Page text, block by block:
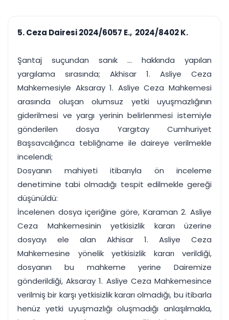
Duruşma ve görev
takvimi
Bildirim
Süreleri asla kaçırmayın
takibi
rapor
Tek panelde uçtan uca yönetim
UYAP & UETS entegrasyonundan finansa, hepsi bir arada.
Tüm özellikleri inceleyin Ücretsiz Başlayın
5. Ceza Dairesi 2024/6057 E., 2024/8402 K.
Şantaj suçundan sanık ... hakkında yapılan
yargılama sırasında; Akhisar 1. Asliye Ceza
Mahkemesiyle Aksaray 1. Asliye Ceza Mahkemesi
arasında oluşan olumsuz yetki uyuşmazlığının
giderilmesi ve yargı yerinin belirlenmesi istemiyle
gönderilen dosya Yargıtay Cumhuriyet
Başsavcılığınca tebliğname ile daireye verilmekle
incelendi;
Dosyanın mahiyeti itibarıyla ön inceleme
denetimine tabi olmadığı tespit edilmekle gereği
düşünüldü:
İncelenen dosya içeriğine göre, Karaman 2. Asliye
Ceza Mahkemesinin yetkisizlik kararı üzerine
dosyayı ele alan Akhisar 1. Asliye Ceza
Mahkemesine yönelik yetkisizlik kararı verildiği,
dosyanın bu mahkeme yerine Dairemize
gönderildiği, Aksaray 1. Asliye Ceza Mahkemesince
verilmiş bir karşı yetkisizlik kararı olmadığı, bu itibarla
henüz yetki uyuşmazlığı oluşmadığı anlaşılmakla,